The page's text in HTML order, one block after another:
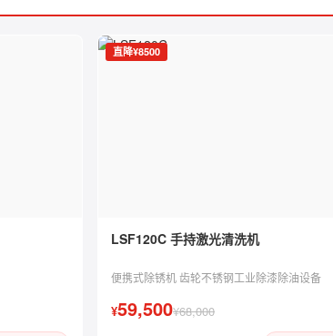
直降¥8500
LSF120C 手持激光清洗机
便携式除锈机 齿轮不锈钢工业除漆除油设备
¥59,500¥68,000